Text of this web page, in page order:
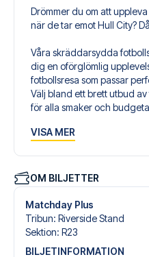
Drömmer du om att
när de tar emot Hull City?
Våra skräddarsydda
dig en oförglömlig
fotbollsresa som passar
Välj bland ett brett utbud
för alla smaker och
säkerställer en problemfri
med din fotbollspaket och
service både före och
+46 22 03 00 14 ellerhär
boka resan.
VISA MER
OM BILJETTER
Matchday Plus
Tribun: Riverside Stand
Sektion: R23
BILJETINFORMATION